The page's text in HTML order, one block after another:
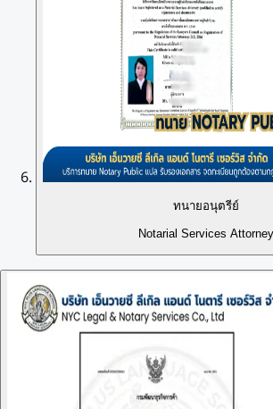
ทนายอนุตรีย์
Notarial Services Attorney